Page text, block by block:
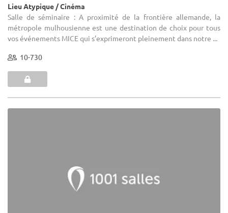
Lieu Atypique / Cinéma
Salle de séminaire : A proximité de la frontière allemande, la
métropole mulhousienne est une destination de choix pour tous
vos événements MICE qui s’exprimeront pleinement dans notre ...
10-730